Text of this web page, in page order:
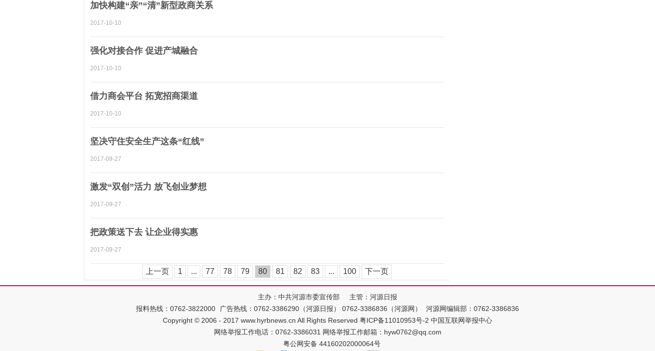
加快构建“亲”“清”新型政商关系
2017-10-10
强化对接合作 促进产城融合
2017-10-10
借力商会平台 拓宽招商渠道
2017-10-10
坚决守住安全生产这条“红线”
2017-09-27
激发“双创”活力 放飞创业梦想
2017-09-27
把政策送下去 让企业得实惠
2017-09-27
上一页 1 ... 77 78 79 80 81 82 83 ... 100 下一页